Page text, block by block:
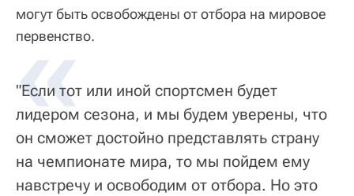
могут быть освобождены от отбора на мировое
первенство.
"Если тот или иной спортсмен будет
лидером сезона, и мы будем уверены, что
он сможет достойно представлять страну
на чемпионате мира, то мы пойдем ему
навстречу и освободим от отбора. Но это